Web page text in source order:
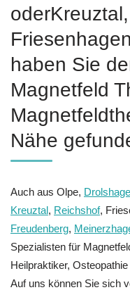
haben Sie
Magnetfeld
Nähe
Auch aus Olpe,
Kreuztal, Reichshof,
Freudenberg,
Spezialisten für
Heilpraktiker,
Auf uns können Sie sich